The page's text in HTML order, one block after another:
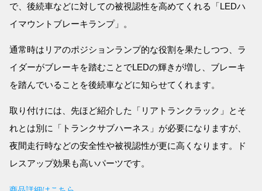
で、後続車などに対しての被視認性を高めてくれる「LEDハ
イマウントブレーキランプ」。
通常時はリアのポジションランプ的な役割を果たしつつ、ラ
イダーがブレーキを踏むことでLEDの輝きが増し、ブレーキ
を踏んでいることを後続車などに知らせてくれます。
取り付けには、先ほど紹介した「リアトランクラック」とそ
れとは別に「トランクサブハーネス」が必要になりますが、
夜間走行時などの安全性や被視認性が更に高くなります。ド
レスアップ効果も高いパーツです。